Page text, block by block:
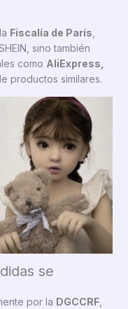
Fiscalía de París
sino también
como AliExpress,
productos similares.
se
por la DGCCRF,